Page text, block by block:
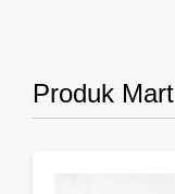
Produk Mart